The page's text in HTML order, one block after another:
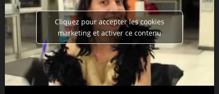
Cliquez pour accepter les cookies
marketing et activer ce contenu